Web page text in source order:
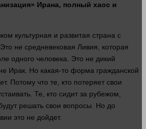
Ирана, полный хаос и
культурная и развитая страна с
не средневековая Ливия, которая
одного человека . Это не дикий
Ирак. Но какая-то форма гражданской
Потому что те, кто потеряет свои
Те, кто сидит за рубежом,
решать свои вопросы. Но до
это не дойдет.